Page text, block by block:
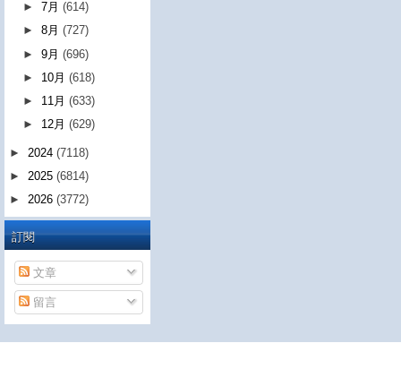
►7月(614)
►8月(727)
►9月(696)
► 10月(618)
► 11月(633)
► 12月(629)
► 2024 (7118)
► 2025 (6814)
► 2026 (3772)
訂閱
文章
留言